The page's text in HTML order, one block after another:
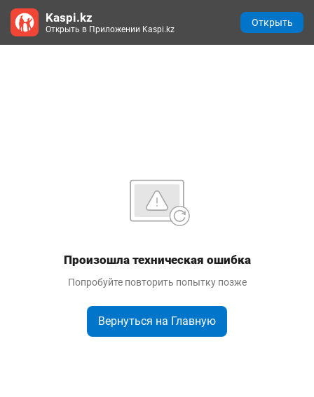
Произошла техническая ошибка
Попробуйте повторить попытку позже
Вернуться на Главную
Kaspi.kz
Открыть в Приложении Kaspi.kz
Открыть